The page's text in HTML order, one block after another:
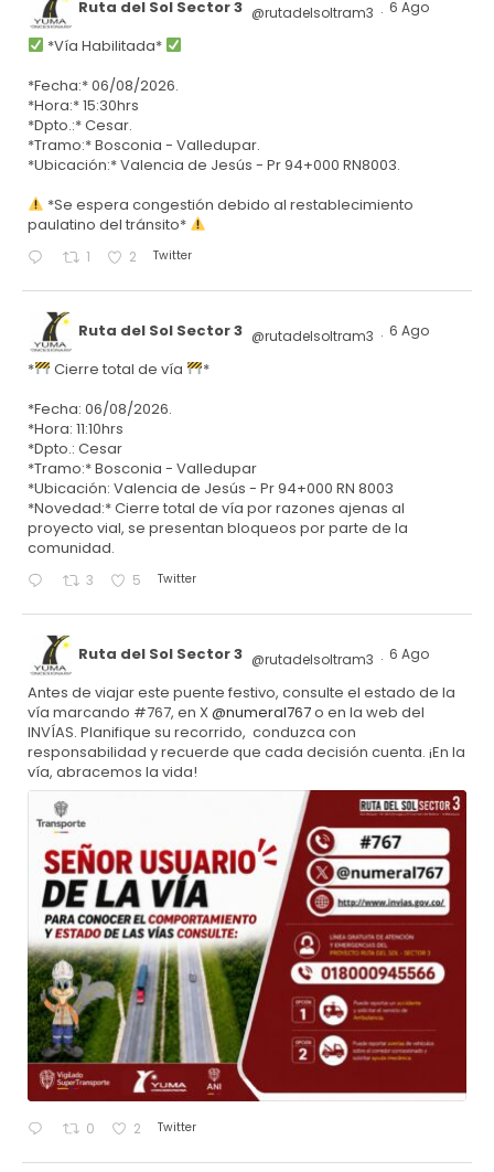
Ruta del Sol Sector 3 @rutadelsoltram3 · 6 Ago
*Vía Habilitada*
*Fecha:* 06/08/2026.
*Hora:* 15:30hrs
*Dpto.:* Cesar.
*Tramo:* Bosconia - Valledupar.
*Ubicación:* Valencia de Jesús - Pr 94+000 RN8003.
*Se espera congestión debido al restablecimiento
paulatino del tránsito*
1 2 Twitter
Ruta del Sol Sector 3 @rutadelsoltram3 · 6 Ago
* Cierre total de vía
*
*Fecha: 06/08/2026.
*Hora: 11:10hrs
*Dpto.: Cesar
*Tramo:* Bosconia - Valledupar
*Ubicación: Valencia de Jesús - Pr 94+000 RN 8003
*Novedad:* Cierre total de vía por razones ajenas al
proyecto vial, se presentan bloqueos por parte de la
comunidad.
3 5 Twitter
Ruta del Sol Sector 3 @rutadelsoltram3 · 6 Ago
Antes de viajar este puente festivo, consulte el estado de la
vía marcando #767, en X@numeral767o en la web del
INVÍAS. Planifique su recorrido, conduzca con
responsabilidad y recuerde que cada decisión cuenta. ¡En la
vía, abracemos la vida!
0 2 Twitter